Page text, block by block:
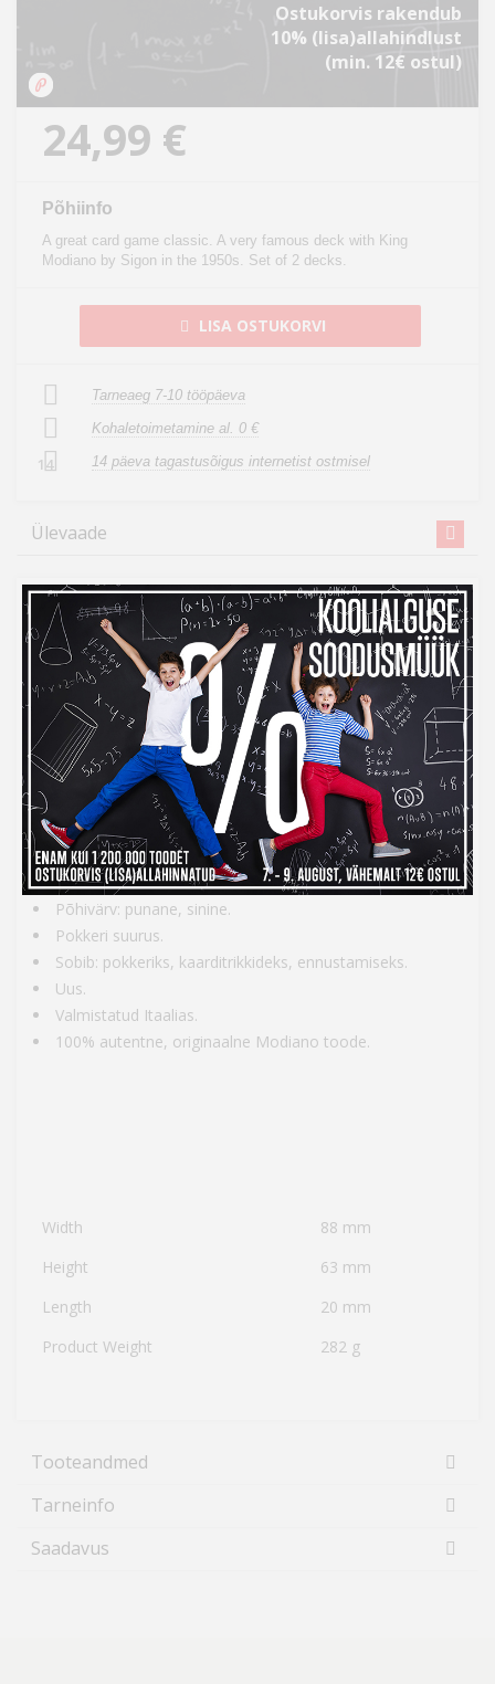
Ostukorvis rakendub
10% (lisa)allahindlust
(min. 12€ ostul)
24,99 €
Põhiinfo
A great card game classic. A very famous deck with King
Modiano by Sigon in the 1950s. Set of 2 decks.
LISA OSTUKORVI
Tarneaeg 7-10 tööpäeva
Kohaletoimetamine al. 0 €
14 14 päeva tagastusõigus internetist ostmisel
Ülevaade
Vabandage, tooteandmed on tõlkimisel. Kui vajate toote
võõrkeelse teksti mõistmisel abi, andke sellest palun teada
e-posti teelinfo@photopoint.ee . Saadame teile kiirelt
soovitud tõlke.
Suurepärane kaardimängu klassika. Väga kuulus kaardipakk
King Modiano poolt, loodud Sigoni poolt 1950ndatel.
Komplekt koosneb kahest pakist.
Komplektis: 54 x 2 kaarti.
Kaardi suurus: 63 x 88 mm (2.5 x 3.5 tolli).
Paki kaal: 260 g (0.57 naela) (ligikaudu).
Põhivärv: punane, sinine.
Pokkeri suurus.
Sobib: pokkeriks, kaarditrikkideks, ennustamiseks.
Uus.
Valmistatud Itaalias.
100% autentne, originaalne Modiano toode.
Width
88 mm
Height
63 mm
Length
20 mm
Product Weight
282 g
Tooteandmed
Tarneinfo
Saadavus
Mänguasjad
Auto